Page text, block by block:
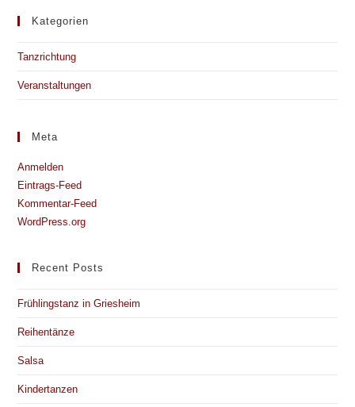
Kategorien
Tanzrichtung
Veranstaltungen
Meta
Anmelden
Eintrags-Feed
Kommentar-Feed
WordPress.org
Recent Posts
Frühlingstanz in Griesheim
Reihentänze
Salsa
Kindertanzen